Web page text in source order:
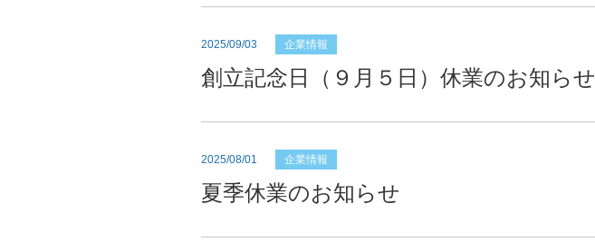
2025/09/03 企業情報
創立記念日（９月５日）休業のお知らせ
2025/08/01 企業情報
夏季休業のお知らせ